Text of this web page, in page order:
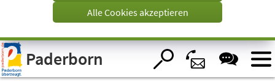
Visuelle
Assistenzsoftware
öffnen.
Alle Cookies akzeptieren
Paderborn